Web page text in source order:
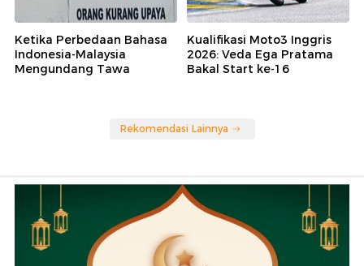
Ketika Perbedaan Bahasa
Indonesia-Malaysia
Mengundang Tawa
Kualifikasi Moto3 Inggris
2026: Veda Ega Pratama
Bakal Start ke-16
Rekomendasi Lainnya